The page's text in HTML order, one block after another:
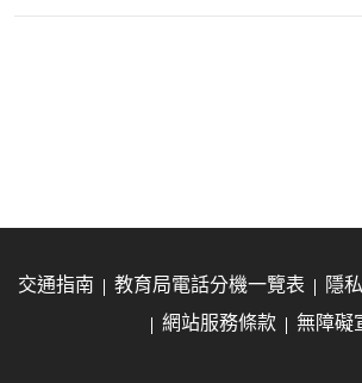
交通指南 教育局電話分機一覽表
隱
網站服務條款
無障礙